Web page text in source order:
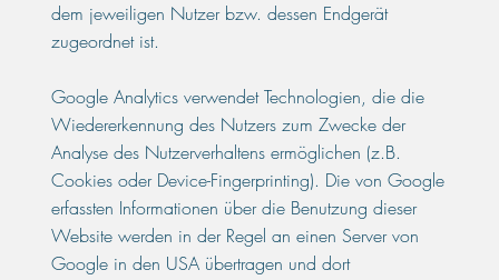
dem jeweiligen Nutzer bzw. dessen Endgerät
zugeordnet ist.
Google Analytics verwendet Technologien, die die
Wiedererkennung des Nutzers zum Zwecke der
Analyse des Nutzerverhaltens ermöglichen (z.B.
Cookies oder Device-Fingerprinting). Die von Google
erfassten Informationen über die Benutzung dieser
Website werden in der Regel an einen Server von
Google in den USA übertragen und dort